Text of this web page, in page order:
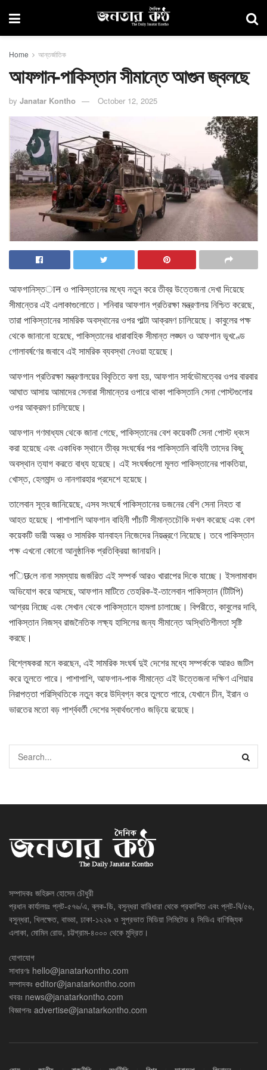
Home আন্তর্জাতিক
আফগান-পাকিস্তান সীমান্তে আগুন জ্বলছে
by Janatar Kontho October 12, 2025
আফগানিস্তान ও পাকিস্তানের মধ্যে নতুন করে তীব্র উত্তেজনা দেখা দিয়েছে
সীমান্তের এই এলাকাগুলোতে। শনিবার আফগান প্রতিরক্ষা মন্ত্রণালয় নিশ্চিত করেছে,
তারা পাকিস্তানের সামরিক অবস্থানের ওপর পাল্টা আক্রমণ চালিয়েছে। কাবুলের পক্ষ
থেকে জানানো হয়েছে, পাকিস্তানের ধারাবাহিক সীমান্ত লঙ্ঘন ও আফগান ভূখণ্ডে
গোলাবর্ষণের জবাবে এই সামরিক ব্যবস্থা নেওয়া হয়েছে।
আফগান প্রতিরক্ষা মন্ত্রণালয়ের বিবৃতিতে বলা হয়, আফগান সার্বভৌমত্বের ওপর বারবার
আঘাত আসায় আমাদের সেনারা সীমান্তের ওপারে থাকা পাকিস্তানি সেনা পোস্টগুলোর
ওপর আক্রমণ চালিয়েছে।
আফগান গণমাধ্যম থেকে জানা গেছে, পাকিস্তানের বেশ কয়েকটি সেনা পোস্ট ধ্বংস
করা হয়েছে এবং একাধিক স্থানে তীব্র সংঘর্ষের পর পাকিস্তানি বাহিনী তাদের কিছু
অবস্থান ত্যাগ করতে বাধ্য হয়েছে। এই সংঘর্ষগুলো মূলত পাকিস্তানের পাকতিয়া,
খোস্ত, হেলমান্দ ও নানগারহার প্রদেশে হয়েছে।
তালেবান সূত্র জানিয়েছে, এসব সংঘর্ষে পাকিস্তানের ডজনের বেশি সেনা নিহত বা
আহত হয়েছে। পাশাপাশি আফগান বাহিনী পাঁচটি সীমান্তচৌকি দখল করেছে এবং বেশ
কয়েকটি ভারী অস্ত্র ও সামরিক যানবাহন নিজেদের নিয়ন্ত্রণে নিয়েছে। তবে পাকিস্তান
পক্ষ এখনো কোনো আনুষ্ঠানিক প্রতিক্রিয়া জানায়নি।
পिछলে নানা সমস্যায় জর্জরিত এই সম্পর্ক আরও খারাপের দিকে যাচ্ছে। ইসলামাবাদ
অভিযোগ করে আসছে, আফগান মাটিতে তেহরিক-ই-তালেবান পাকিস্তান (টিটিপি)
আশ্রয় নিচ্ছে এবং সেখান থেকে পাকিস্তানে হামলা চালাচ্ছে। বিপরীতে, কাবুলের দাবি,
পাকিস্তান নিজস্ব রাজনৈতিক লক্ষ্য হাসিলের জন্য সীমান্তে অস্থিতিশীলতা সৃষ্টি
করছে।
বিশ্লেষকরা মনে করছেন, এই সামরিক সংঘর্ষ দুই দেশের মধ্যে সম্পর্ককে আরও জটিল
করে তুলতে পারে। পাশাপাশি, আফগান-পাক সীমান্তে এই উত্তেজনা দক্ষিণ এশিয়ার
নিরাপত্তা পরিস্থিতিকে নতুন করে উদ্বিগ্ন করে তুলতে পারে, যেখানে চীন, ইরান ও
ভারতের মতো বড় পার্শ্ববর্তী দেশের স্বার্থগুলোও জড়িয়ে রয়েছে।
সম্পাদকঃ জহিরুল হোসেন চৌধুরী
প্রধান কার্যালয়ঃ প্লট-৫৭৬/এ, ব্লক-ডি, বসুন্ধরা বারিধারা থেকে প্রকাশিত এবং প্লট-বি/৫৬,
বসুন্ধরা, খিলক্ষেত, বাড্ডা, ঢাকা-১২২৯ ও সুপ্রভাত মিডিয়া লিমিটেড ৪ সিডিএ বাণিজ্যিক
এলাকা, মোমিন রোড, চট্টগ্রাম-৪০০০ থেকে মুদ্রিত।
যোগাযোগ
সাধারণঃ hello@janatarkontho.com
সম্পাদকঃ editor@janatarkontho.com
খবরঃ news@janatarkontho.com
বিজ্ঞাপনঃ advertise@janatarkontho.com